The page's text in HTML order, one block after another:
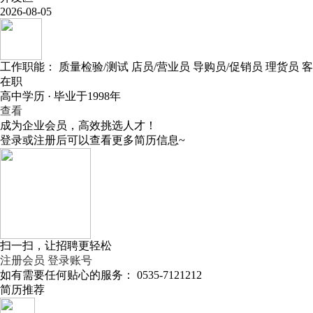
2026-08-05
工作职能： 质量检验/测试 店员/营业员 导购员/促销员 理货员
在职
高中学历 · 毕业于1998年
查看
成为企业会员，高效挑选人才！
登录或注册后可以查看更多简历信息~
扫一扫，让招聘更轻松
注册会员 登录账号
如有需要任何贴心的服务：
0535-7121212
简历推荐